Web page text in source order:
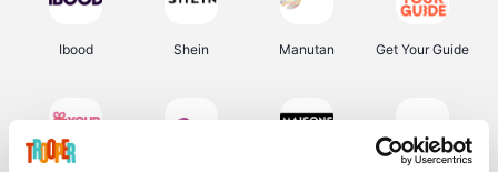
Ibood Shein Manutan Get Your Guide